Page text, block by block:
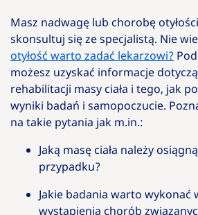
Masz nadwagę lub chorobę
skonsultuj się ze specjalistą. Nie
otyłość warto zadać lekarzowi?
możesz uzyskać informacje
rehabilitacji masy ciała i tego, jak
wyniki badań i samopoczucie.
na takie pytania jak m.in.:
Jaką masę ciała należy
przypadku?
Jakie badania warto wykonać
wystąpienia chorób